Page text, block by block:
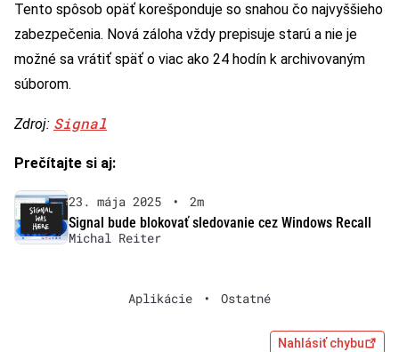
Tento spôsob opäť korešponduje so snahou čo najvyššieho
zabezpečenia. Nová záloha vždy prepisuje starú a nie je
možné sa vrátiť späť o viac ako 24 hodín k archivovaným
súborom.
Zdroj: Signal
Prečítajte si aj:
23. mája 2025 •
2m
Signal bude blokovať sledovanie cez Windows Recall
Michal Reiter
Aplikácie • Ostatné
Nahlásiť chybu